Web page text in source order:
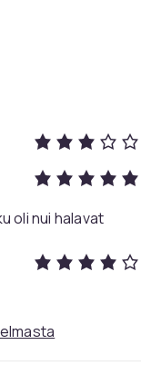
/ kermaisten
kuten
poskipunan
ja kulmiin
erityisen
oli nui halavat